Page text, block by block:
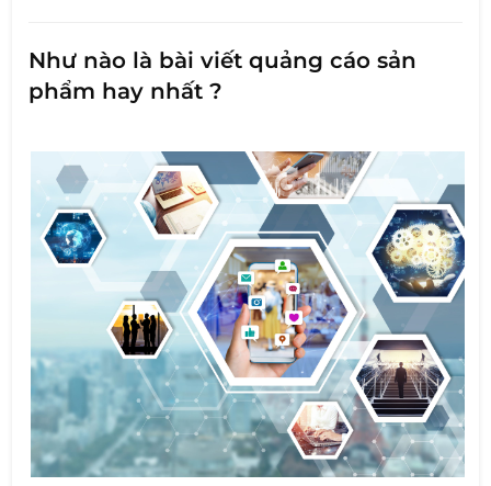
Như nào là bài viết quảng cáo sản
phẩm hay nhất ?